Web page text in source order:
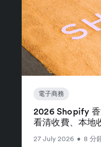
電子商務
2026 Shopify
看清收費、本地
27 July 2026 • 8 分